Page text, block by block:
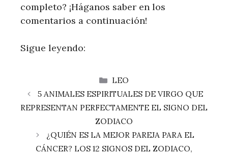
completo? ¡Háganos saber en los
comentarios a continuación!
Sigue leyendo:
CATEGORÍAS
LEO
5 ANIMALES ESPIRITUALES DE VIRGO QUE
REPRESENTAN PERFECTAMENTE EL SIGNO DEL
ZODIACO
¿QUIÉN ES LA MEJOR PAREJA PARA EL
CÁNCER? LOS 12 SIGNOS DEL ZODIACO,